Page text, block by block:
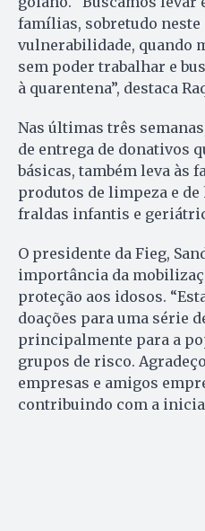
famílias, sobretudo
vulnerabilidade, quando
sem poder trabalhar e
à quarentena”, destaca
Nas últimas três
de entrega de donativos
básicas, também leva às
produtos de limpeza e
fraldas infantis e
O presidente da Fieg,
importância da
proteção aos idosos.
doações para uma série
principalmente para a
grupos de risco.
empresas e amigos
contribuindo com a